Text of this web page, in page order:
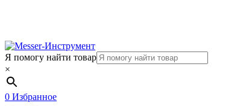
Я помогу найти товар
×
0 Избранное